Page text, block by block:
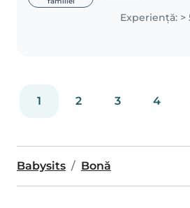
saptamana. Am
copiii sunt si eu
ca ingrijitoare la
Experienţă: >
1 2 3 4
Babysits Bonă